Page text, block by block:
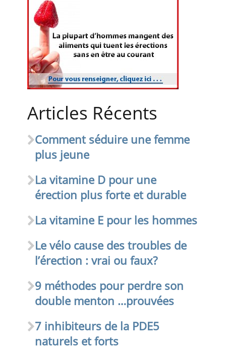
Articles Récents
Comment séduire une femme
plus jeune
La vitamine D pour une
érection plus forte et durable
La vitamine E pour les hommes
Le vélo cause des troubles de
l’érection : vrai ou faux?
9 méthodes pour perdre son
double menton …prouvées
7 inhibiteurs de la PDE5
naturels et forts